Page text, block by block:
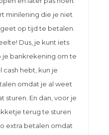
minilening die je niet
op tijd te betalen.
Dus, je kunt iets
je bankrekening om te
cash hebt, kun je
omdat je al weet
sturen. En dan, voor je
terug te sturen
extra betalen omdat